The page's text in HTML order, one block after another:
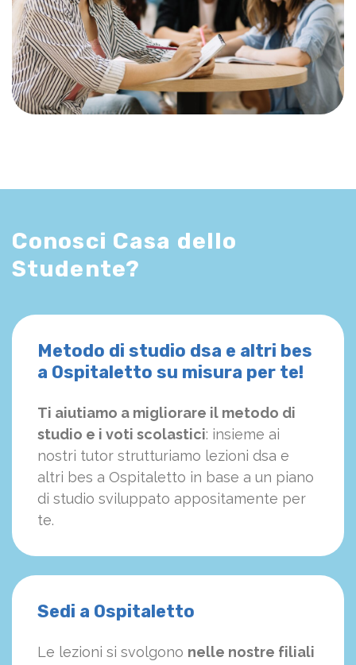
Conosci Casa dello
Studente?
Metodo di studio dsa e altri bes
a Ospitaletto su misura per te!
Ti aiutiamo a migliorare il metodo di
studio e i voti scolastici: insieme ai
nostri tutor strutturiamo lezioni dsa e
altri bes a Ospitaletto in base a un piano
di studio sviluppato appositamente per
te.
Sedi a Ospitaletto
Le lezioni si svolgono nelle nostre filiali